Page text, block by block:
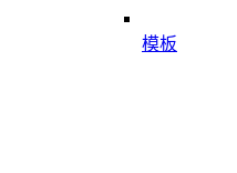
模板